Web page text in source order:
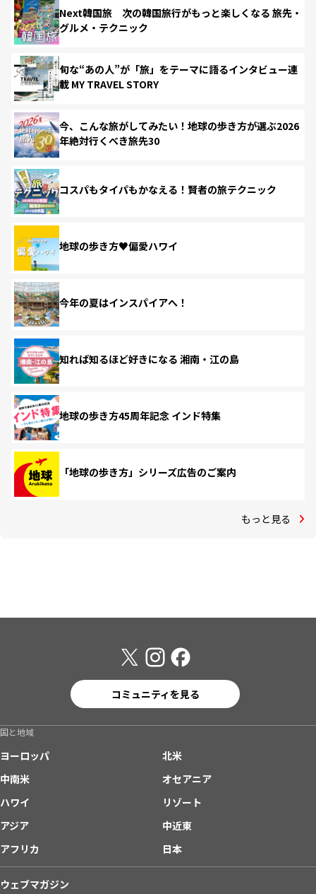
Next韓国旅 次の韓国旅行がもっと楽しくなる 旅先・
グルメ・テクニック
旬な“あの人”が「旅」をテーマに語るインタビュー連
載 MY TRAVEL STORY
今、こんな旅がしてみたい！地球の歩き方が選ぶ2026
年絶対行くべき旅先30
コスパもタイパもかなえる！賢者の旅テクニック
地球の歩き方♥偏愛ハワイ
今年の夏はインスパイアへ！
知れば知るほど好きになる 湘南・江の島
地球の歩き方45周年記念 インド特集
「地球の歩き方」シリーズ広告のご案内
もっと見る
コミュニティを見る
国と地域
ヨーロッパ
北米
中南米
オセアニア
ハワイ
リゾート
アジア
中近東
アフリカ
日本
ウェブマガジン